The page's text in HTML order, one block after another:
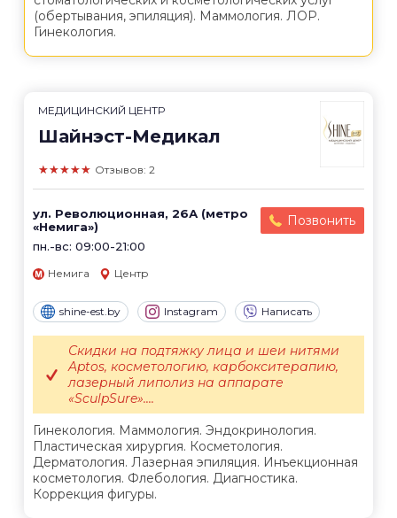
(обертывания, эпиляция). Маммология. ЛОР.
Гинекология.
МЕДИЦИНСКИЙ ЦЕНТР
Шайнэст-Медикал
★★★★★ Отзывов: 2
ул. Революционная, 26А (метро
«Немига»)
пн.-вс: 09:00-21:00
Позвонить
Немига Центр
shine-est.by Instagram Написать
Гинекология. Маммология. Эндокринология.
Пластическая хирургия. Косметология.
Дерматология. Лазерная эпиляция. Инъекционная
косметология. Флебология. Диагностика.
Коррекция фигуры.
Скидки на подтяжку лица и шеи нитями
Aptos, косметологию, карбокситерапию,
лазерный липолиз на аппарате
«SculpSure»....